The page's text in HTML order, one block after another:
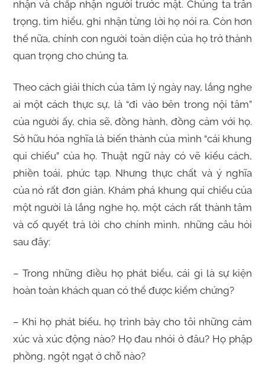
nhận và chấp nhận người trước mặt. Chúng ta trân
trọng, tìm hiểu, ghi nhận từng lời họ nói ra. Còn hơn
thế nữa, chính con người toàn diện của họ trở thành
quan trọng cho chúng ta.
Theo cách giải thích của tâm lý ngày nay, lắng nghe
ai một cách thực sự, là “đi vào bên trong nội tâm”
của người ấy, chia sẽ, đồng hành, đồng cảm với họ.
Sở hữu hóa nghĩa là biến thành của mình “cái khung
qui chiếu” của họ. Thuật ngữ này có vẽ kiểu cách,
phiền toái, phức tạp. Nhưng thực chất và ý nghĩa
của nó rất đơn giản. Khám phá khung qui chiếu của
một người là lắng nghe họ, một cách rất thành tâm
và cố quyết trả lời cho chính mình, những câu hỏi
sau đây:
– Trong những điều họ phát biểu, cái gì là sự kiện
hoàn toàn khách quan có thể được kiểm chứng?
– Khi họ phát biểu, họ trình bày cho tôi những cảm
xúc và xúc động nào? Họ đau nhói ở đâu? Họ phập
phồng, ngột ngạt ở chỗ nào?